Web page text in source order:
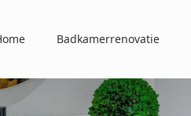
Badkamerrenovatie